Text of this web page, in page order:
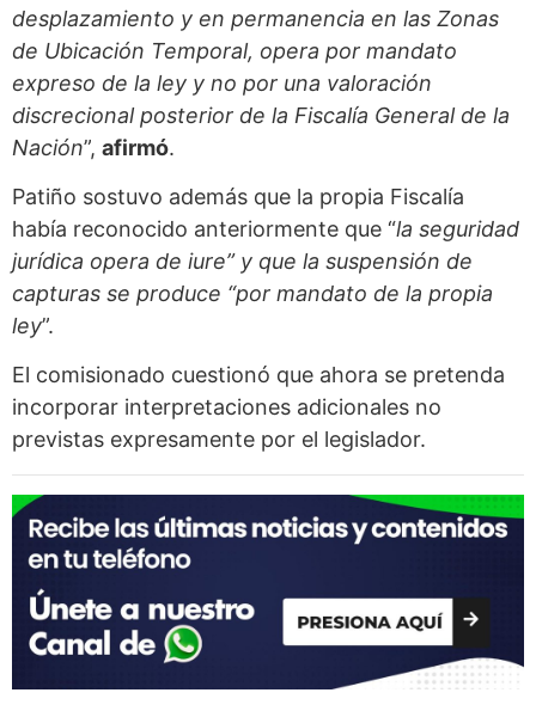
desplazamiento y en permanencia en las Zonas
de Ubicación Temporal, opera por mandato
expreso de la ley y no por una valoración
discrecional posterior de la Fiscalía General de la
Nación”, afirmó.
Patiño sostuvo además que la propia Fiscalía
había reconocido anteriormente que “la seguridad
jurídica opera de iure” y que la suspensión de
capturas se produce “por mandato de la propia
ley”.
El comisionado cuestionó que ahora se pretenda
incorporar interpretaciones adicionales no
previstas expresamente por el legislador.